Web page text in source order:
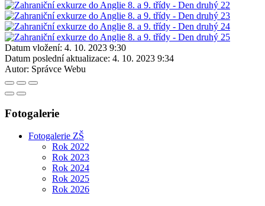
Datum vložení: 4. 10. 2023 9:30
Datum poslední aktualizace: 4. 10. 2023 9:34
Autor: Správce Webu
Fotogalerie
Fotogalerie ZŠ
Rok 2022
Rok 2023
Rok 2024
Rok 2025
Rok 2026